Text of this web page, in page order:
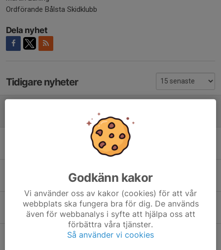
Ordförande Bålsta Skidklubb
Dela nyhet
Tidigare nyheter
0
Klubbmästerskap
0
23 feb, 19:54 0
ÄNTLIGEN KLARA- STORT TACK!
30 jan, 11:45 0
Fettisdagstafetten
Godkänn kakor
Vi använder oss av kakor (cookies) för att vår
webbplats ska fungera bra för dig. De används
även för webbanalys i syfte att hjälpa oss att
förbättra våra tjänster.
Så använder vi cookies